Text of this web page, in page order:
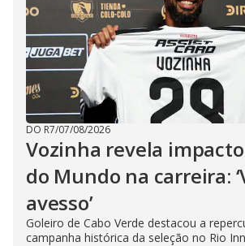
DO R7/07/08/2026
Vozinha revela impacto
do Mundo na carreira:
avesso’
Goleiro de Cabo Verde destacou a
campanha histórica da seleção no Rio